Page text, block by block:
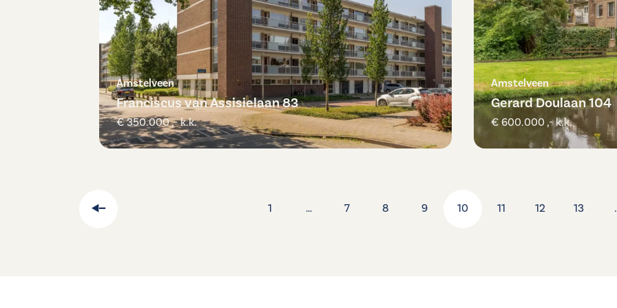
Amstelveen
Franciscus van Assisielaan 83
€ 350.000 ,- k.k.
Amstelveen
Gerard Doulaan 104
€ 600.000 ,- k.k.
1 … 7 8 9 10 11 12 13